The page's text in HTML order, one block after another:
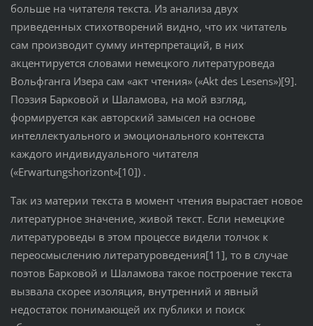
больше на читателя текста. Из анализа двух
приведенных стихотворений видно, что их читатель
сам производит сумму интерпретаций, в них
акцентируется словами немецкого литературоведа
Вольфганга Изера сам «акт чтения» («Akt des Lesens»)[9].
Поэзия Барковой и Шаламова, на мой взгляд,
формируется как авторский замысел на основе
интеллектуального и эмоционального контекста
каждого индивидуального читателя
(«Erwartungshorizont»[10]) .
Так из материи текста в момент чтения вырастает новое
литературное значение, живой текст. Если немецкие
литературоведы в этом процессе видели толчок к
переосмыслению литературоведения[11], то в случае
поэтов Барковой и Шаламова такое построение текста
вызвала скорее изоляция, внутренний и явный
недостаток понимающей их публики и поиск